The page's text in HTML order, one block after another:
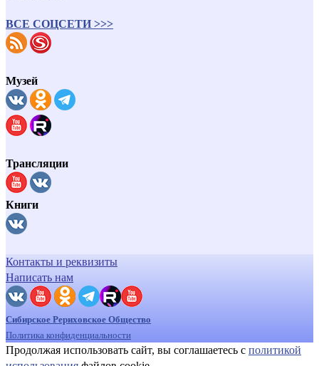
ВСЕ СОЦСЕТИ >>>
Музей
Трансляции
Книги
Контакты и реквизиты
Написать нам
Сибирское Рериховское Общество
Политика конфиденциальности
Продолжая использовать сайт, вы соглашаетесь с политикой